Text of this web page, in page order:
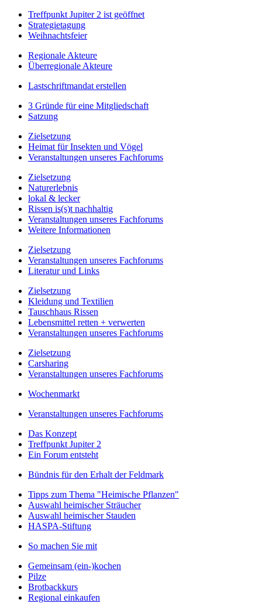
Treffpunkt Jupiter 2 ist geöffnet
Strategietagung
Weihnachtsfeier
Regionale Akteure
Überregionale Akteure
Lastschriftmandat erstellen
3 Gründe für eine Mitgliedschaft
Satzung
Zielsetzung
Heimat für Insekten und Vögel
Veranstaltungen unseres Fachforums
Zielsetzung
Naturerlebnis
lokal & lecker
Rissen is(s)t nachhaltig
Veranstaltungen unseres Fachforums
Weitere Informationen
Zielsetzung
Veranstaltungen unseres Fachforums
Literatur und Links
Zielsetzung
Kleidung und Textilien
Tauschhaus Rissen
Lebensmittel retten + verwerten
Veranstaltungen unseres Fachforums
Zielsetzung
Carsharing
Veranstaltungen unseres Fachforums
Wochenmarkt
Veranstaltungen unseres Fachforums
Das Konzept
Treffpunkt Jupiter 2
Ein Forum entsteht
Bündnis für den Erhalt der Feldmark
Tipps zum Thema "Heimische Pflanzen"
Auswahl heimischer Sträucher
Auswahl heimischer Stauden
HASPA-Stiftung
So machen Sie mit
Gemeinsam (ein-)kochen
Pilze
Brotbackkurs
Regional einkaufen